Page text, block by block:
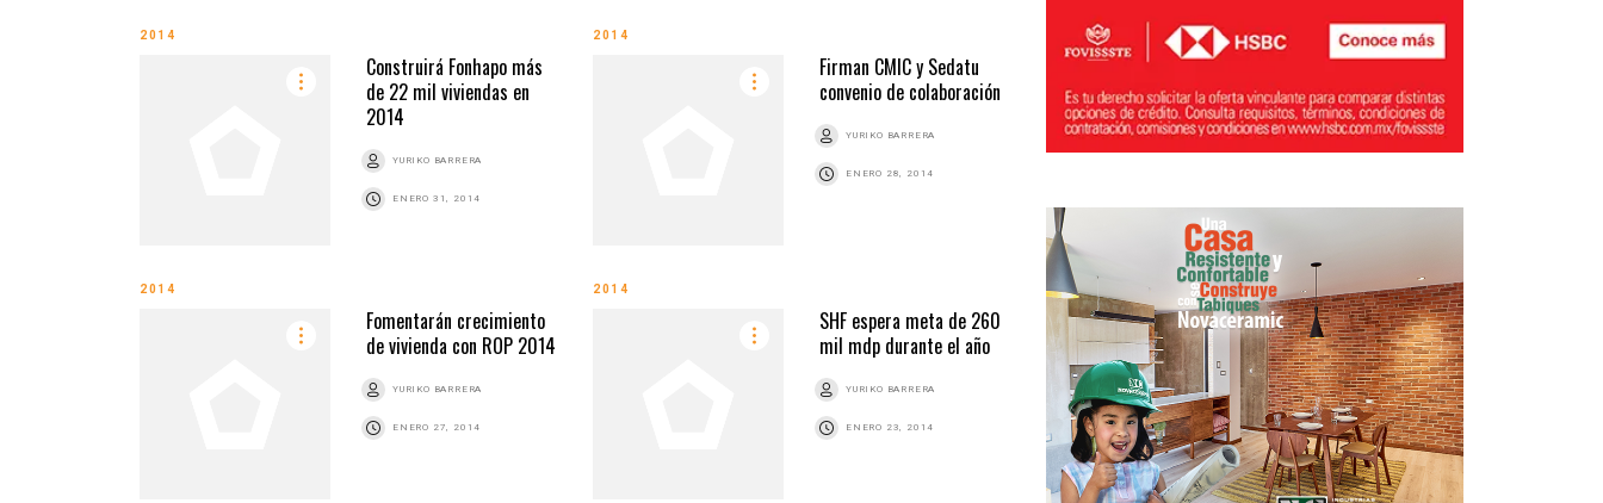
2014
Construirá Fonhapo más
de 22 mil viviendas en
2014
YURIKO BARRERA
ENERO 31, 2014
2014
Firman CMIC y Sedatu
convenio de colaboración
YURIKO BARRERA
ENERO 28, 2014
2014
Fomentarán crecimiento
de vivienda con ROP 2014
YURIKO BARRERA
ENERO 27, 2014
2014
SHF espera meta de 260
mil mdp durante el año
YURIKO BARRERA
ENERO 23, 2014